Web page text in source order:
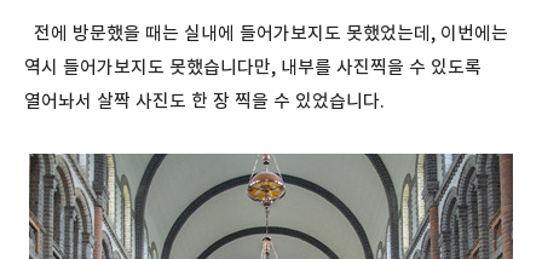
전에 방문했을 때는 실내에 들어가보지도 못했었는데, 이번에는
역시 들어가보지도 못했습니다만, 내부를 사진찍을 수 있도록
열어놔서 살짝 사진도 한 장 찍을 수 있었습니다.